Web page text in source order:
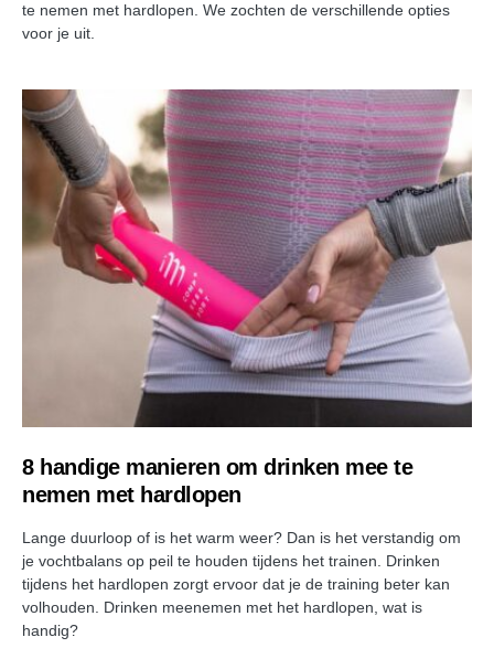
te nemen met hardlopen. We zochten de verschillende opties
voor je uit.
8 handige manieren om drinken mee te
nemen met hardlopen
Lange duurloop of is het warm weer? Dan is het verstandig om
je vochtbalans op peil te houden tijdens het trainen. Drinken
tijdens het hardlopen zorgt ervoor dat je de training beter kan
volhouden. Drinken meenemen met het hardlopen, wat is
handig?